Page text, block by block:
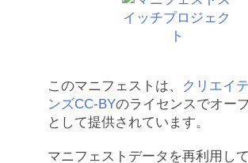
このマニフェストは、
クリエイ
ンズCC-BYのライセンスでオー
として提供されています。
マニフェストデータを再利用し